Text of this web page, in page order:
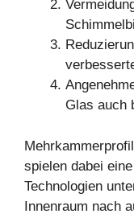
Glas auch
spielen dabei
Technologien
Innenraum nach